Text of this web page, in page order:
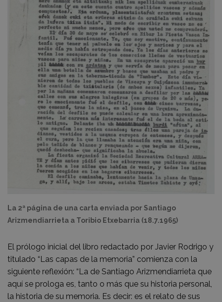
La 2ª página de una carta enviada por Santiago
Arizmendiarrieta a Toribio Etxebarria (18.7.1965)
El prólogo inicial del libro redactado por Javier Rodrigo y
titulado “Las capas de la memoria” comienza con la
siguiente reflexión: “La de Santiago Arizmendiarrieta que
aquí se prologa es, tanto o más que su historia personal,
la historia de su memoria. Es decir: es el relato de sus